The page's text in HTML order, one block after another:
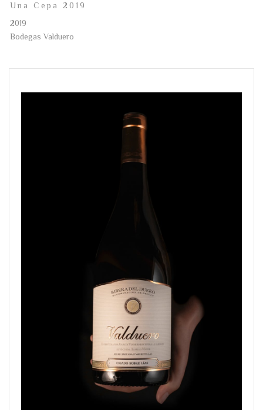
Una Cepa 2019
2019
Bodegas Valduero